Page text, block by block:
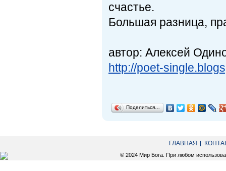
счастье.
Большая разница,
автор: Алексей
http://poet-
Поделиться…
ГЛАВНАЯ
© 2024 Мир Бога. При любом